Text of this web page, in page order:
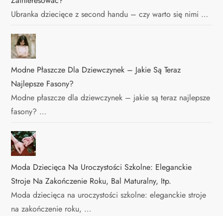
Ubranka dziecięce z second handu – czy warto się nimi …
Modne Płaszcze Dla Dziewczynek – Jakie Są Teraz
Najlepsze Fasony?
Modne płaszcze dla dziewczynek – jakie są teraz najlepsze
fasony? …
Moda Dziecięca Na Uroczystości Szkolne: Eleganckie
Stroje Na Zakończenie Roku, Bal Maturalny, Itp.
Moda dziecięca na uroczystości szkolne: eleganckie stroje
na zakończenie roku, …